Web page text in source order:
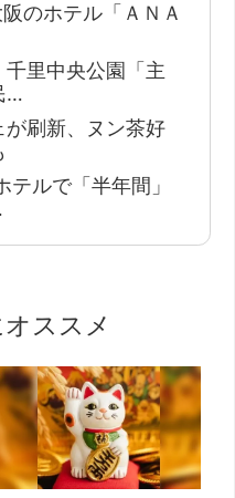
のホテル「ＡＮＡ
里中央公園「主
…
刷新、ヌン茶好
ルで「半年間」
ススメ